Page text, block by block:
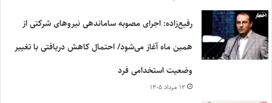
رفیع‌زاده: اجرای مصوبه ساماندهی نیروهای شرکتی از
همین ماه آغاز می‌شود/ احتمال کاهش دریافتی با تغییر
وضعیت استخدامی فرد
۱۲ مرداد ۱۴۰۵